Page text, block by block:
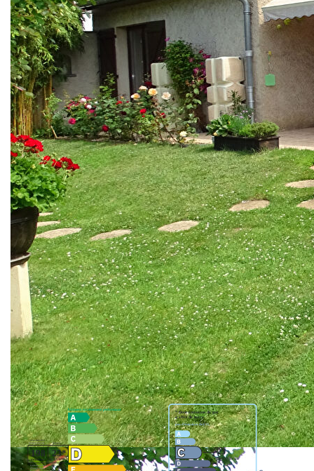
grande chambre de 14m²,
un degagement une salle d'eau avec wc, une cuisine d'ete
de 22m², un garage et
une buanderie. a l'etage : un degagement, une cuisine
independante, un spacieux
et lumineux salon/salle a manger de 35m², 3 chambres,
une salle de bains, wc
separes et un balcon avec double acces (cuisine et
salon/salle a manger).
concernant l'exterieur, vous beneficierez d'une terrasse et
d'un jardin entierement
plat et cloture d'une superficie de 4,31 ares. la partie du rdc
peut facilement etre
independante de l'etage ce qui peut permettre la division en
2 appartements ou d'y
accueillir : parents, personnes a mobilite reduite, ? la
chaudiere au gaz et les
fenetres en double vitrage pvc ont ete remplacees en 2019.
Nos honoraires Nous contacter
Diagnostics énergétiques